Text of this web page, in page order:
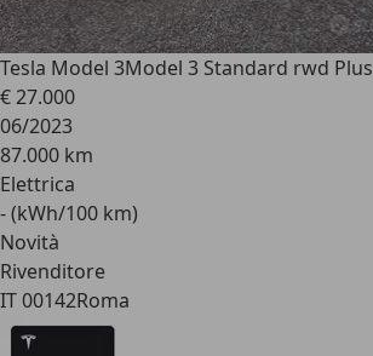
Tesla Model 3Model 3 Standard rwd Plus
€ 27.000
06/2023
87.000 km
Elettrica
- (kWh/100 km)
Novità
Rivenditore
IT 00142Roma